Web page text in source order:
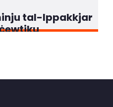
tal-Ippakkjar